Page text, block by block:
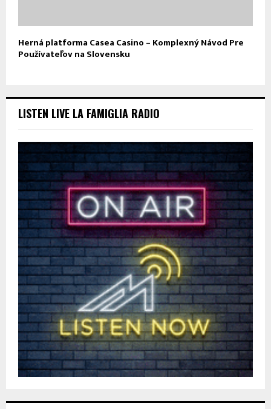
Herná platforma Casea Casino – Komplexný Návod Pre
Používateľov na Slovensku
LISTEN LIVE LA FAMIGLIA RADIO